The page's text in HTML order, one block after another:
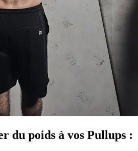
du poids à vos Pullups :